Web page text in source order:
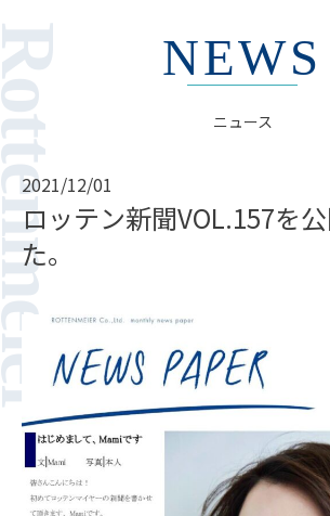
HOME
WANTED
ニュース
当社について
ABOUT
NEWS
ニュース
2021/12/01
ロッテン新聞VOL.157を
た。